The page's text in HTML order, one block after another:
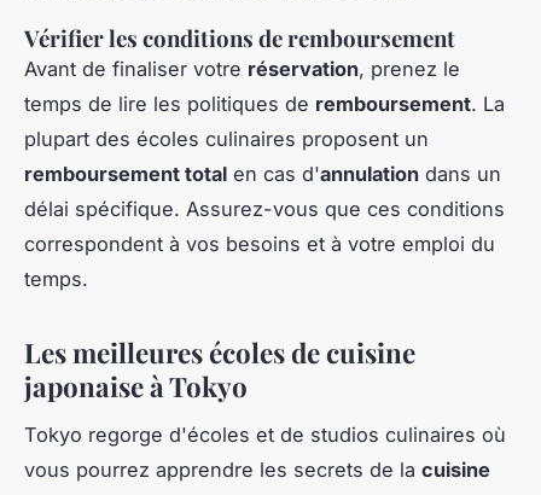
Vérifier les conditions de remboursement
Avant de finaliser votre réservation, prenez le
temps de lire les politiques de remboursement. La
plupart des écoles culinaires proposent un
remboursement total en cas d'annulation dans un
délai spécifique. Assurez-vous que ces conditions
correspondent à vos besoins et à votre emploi du
temps.
Les meilleures écoles de cuisine
japonaise à Tokyo
Tokyo regorge d'écoles et de studios culinaires où
vous pourrez apprendre les secrets de la cuisine